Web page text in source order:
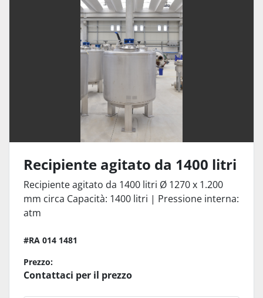
Recipiente agitato da 1400 litri
Recipiente agitato da 1400 litri Ø 1270 x 1.200
mm circa Capacità: 1400 litri | Pressione interna:
atm
#RA 014 1481
Prezzo:
Contattaci per il prezzo